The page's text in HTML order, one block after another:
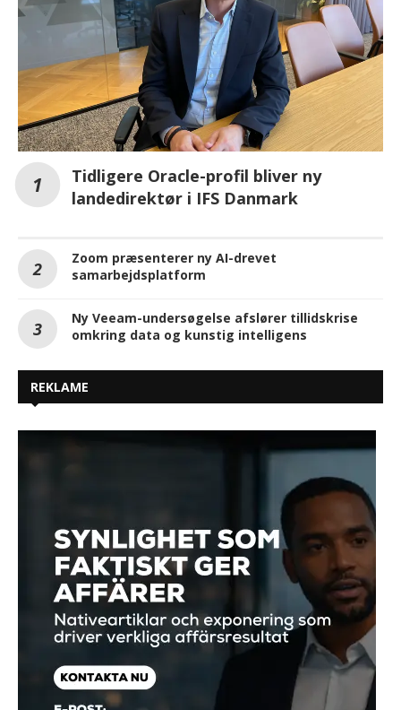
Tidligere Oracle-profil bliver ny
landedirektør i IFS Danmark
Zoom præsenterer ny AI-drevet
samarbejdsplatform
Ny Veeam-undersøgelse afslører tillidskrise
omkring data og kunstig intelligens
REKLAME